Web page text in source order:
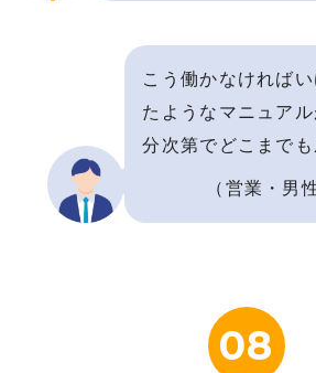
こう働かなければ
たようなマニュア
分次第でどこまでも
（営業・男
08